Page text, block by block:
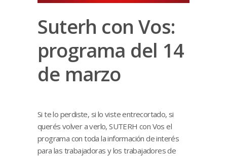
Suterh con Vos:
programa del 14
de marzo
Si te lo perdiste, si lo viste entrecortado, si
querés volver a verlo, SUTERH con Vos el
programa con toda la información de interés
para las trabajadoras y los trabajadores de